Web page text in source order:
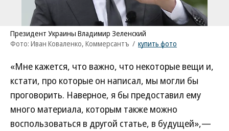
Президент Украины Владимир Зеленский
Фото: Иван Коваленко, Коммерсантъ / купить фото
«Мне кажется, что важно, что некоторые вещи и,
кстати, про которые он написал, мы могли бы
проговорить. Наверное, я бы предоставил ему
много материала, которым также можно
воспользоваться в другой статье, в будущей»,—